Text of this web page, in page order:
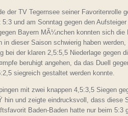
der TV Tegernsee seiner Favoritenrolle
und am Sonntag gegen den
Bayern MÃ¼nchen konnten sich
in dieser Saison schwierig haben
bei der klaren 2,5:5,5 Niederlage gegen
beruhigt angehen, da das Duell
siegreich gestaltet werden konnte.
mit zwei knappen 4,5:3,5 Siegen
hin und zeigte eindrucksvoll, dass diese
Baden-Baden hatte nur beim